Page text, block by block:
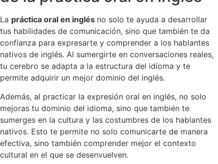
La práctica oral en inglés no solo te ayuda a desarrollar
tus habilidades de comunicación, sino que también te da
confianza para expresarte y comprender a los hablantes
nativos de inglés. Al sumergirte en conversaciones reales,
tu cerebro se adapta a la estructura del idioma y te
permite adquirir un mejor dominio del inglés.
Además, al practicar la expresión oral en inglés, no solo
mejoras tu dominio del idioma, sino que también te
sumerges en la cultura y las costumbres de los hablantes
nativos. Esto te permite no solo comunicarte de manera
efectiva, sino también comprender mejor el contexto
cultural en el que se desenvuelven.